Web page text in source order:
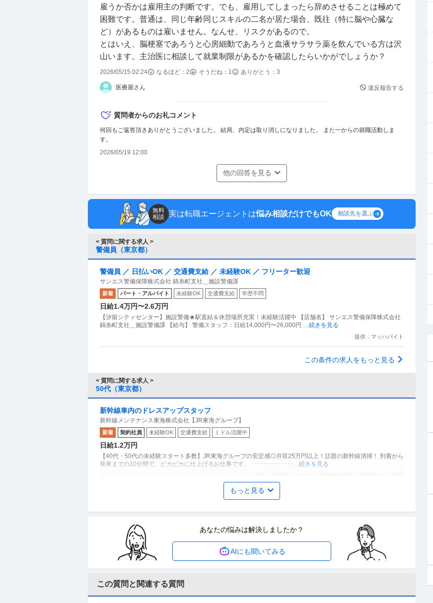
雇うか否かは雇用主の判断です。でも、雇用してしまったら辞めさせることは極めて
困難です。普通は、同じ年齢同じスキルの二名が居た場合、既往（特に脳や心臓な
ど）があるものは雇いません。なんせ、リスクがあるので。
とはいえ、脳梗塞であろうと心房細動であろうと血液サラサラ薬を飲んでいる方は沢
山います。主治医に相談して就業制限があるかを確認したらいかがでしょうか？
2026/05/15 02:24 なるほど： 2 そうだね： 1 ありがとう： 3
医療屋さん 違反報告する
質問者からのお礼コメント
何回もご返答頂きありがとうございました。 結局、内定は取り消しになりました。 また一からの就職活動しま
す。
2026/05/19 12:00
他の回答を見る
無料
相談
実は転職エージェントは悩み相談だけでもOK 相談先を選ぶ
< 質問に関する求人 >
警備員（東京都）
警備員 ／ 日払いOK ／ 交通費支給 ／ 未経験OK ／ フリーター歓迎
サンエス警備保障株式会社 錦糸町支社＿施設警備課
新着 パート・アルバイト 未経験OK 交通費支給 学歴不問
日給1.4万円〜2.6万円
【汐留シティセンター】施設警備★駅直結＆休憩場所充実！未経験活躍中 【店舗名】 サンエス警備保障株式会社
錦糸町支社＿施設警備課 【給与】 警備スタッフ：日給14,000円〜26,000円 …続きを見る
提供：マッハバイト
この条件の求人をもっと見る
< 質問に関する求人 >
50代（東京都）
新幹線車内のドレスアップスタッフ
新幹線メンテナンス東海株式会社【JR東海グループ】
新着 契約社員 未経験OK 交通費支給 ミドル活躍中
日給1.2万円
【40代・50代の未経験スタート多数】JR東海グループの安定感◎月収25万円以上！話題の新幹線清掃！ 到着から
発車までの10分間で、ピカピカに仕上げるお仕事です。 ･･････････････ …続きを見る
提供：新幹線メンテナンス東海株式会社【JR東海グループ】
ブランド品や貴金属の買取専門スタッフ
月給30万円〜80万円
新宿御苑前駅から徒歩5分／未経験OK！買取専門スタッフ／ノルマなし／入社祝い金15万円支給／寮完備 ≪未経
…続きを見る
入社祝金20万円あり／管理者未経験歓迎／医療施設型ホスピスの看護管理者
医心館 平和台
もっと見る
あなたの悩みは解決しましたか？
AIにも聞いてみる
この質問と関連する質問